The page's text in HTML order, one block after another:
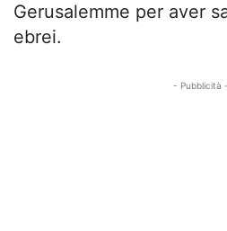
Gerusalemme per aver
ebrei.
- Pubblicità -